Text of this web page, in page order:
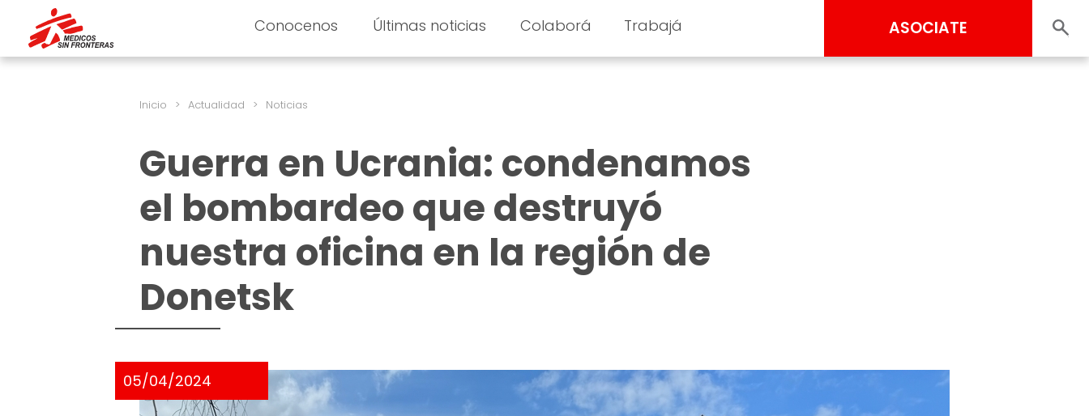
Conocenos Últimas noticias Colaborá Trabajá ASOCIATE
Inicio > Actualidad > Noticias
Guerra en Ucrania: condenamos
el bombardeo que destruyó
nuestra oficina en la región de
Donetsk
05/04/2024